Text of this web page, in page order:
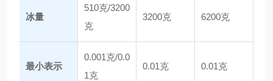
冰量
510克/3200
克
3200克 6200克
最小表示
0.001克/0.0
1克
0.01克 0.01克